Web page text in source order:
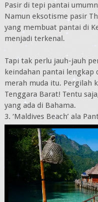
Pasir di tepi pantai
Namun eksotisme pasir
yang membuat pantai di
menjadi terkenal.
Tapi tak perlu jauh-jauh
keindahan pantai lengkap
merah muda itu. Pergilah
Tenggara Barat! Tentu
yang ada di Bahama.
3. ‘Maldives Beach’ ala